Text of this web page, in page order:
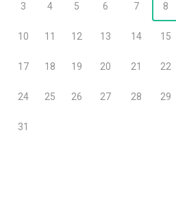
3 4 5 6 7 8
10 11 12 13 14 15
17 18 19 20 21 22
24 25 26 27 28 29
31